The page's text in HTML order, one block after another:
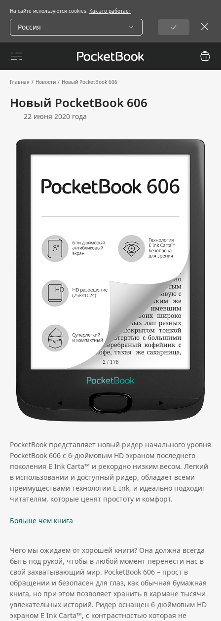
На сайте используются cookies. Как это работает
Россия
Главная / Новости / Новый PocketBook 606
Новый PocketBook 606
22 июня 2020 года
PocketBook представляет новый ридер начального уровня
PocketBook 606 с 6-дюймовым HD экраном последнего
поколения E Ink Carta™ и рекордно низким весом. Легкий
в использовании и доступный ридер, обладает всеми
преимуществами технологии E Ink, и идеально подходит
читателям, которые ценят простоту и комфорт.
Больше чем книга
Чего мы ожидаем от хорошей книги? Она должна всегда
быть под рукой, чтобы в любой момент перенести нас в
свой захватывающий мир. PocketBook 606 – прост в
обращении и безопасен для глаз, как обычная бумажная
книга, но при этом позволяет хранить в кармане тысячи
увлекательных историй. Ридер оснащен 6-дюймовым HD
экраном E Ink Carta™, с контрастностью которая не